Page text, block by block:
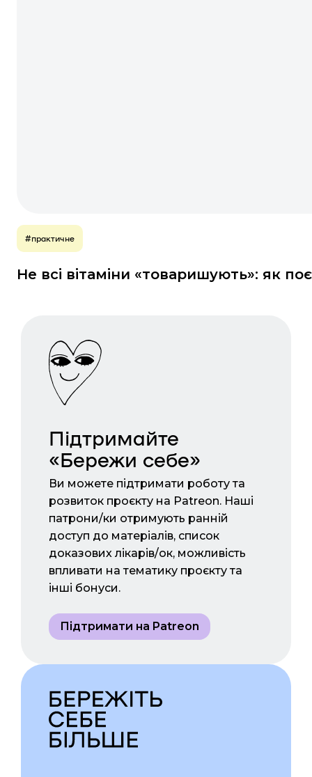
#практичне
Не всі вітаміни «товаришують»: як
Підтримайте
«Бережи себе»
Ви можете підтримати роботу та
розвиток проєкту на Patreon. Наші
патрони/ки отримують ранній
доступ до матеріалів, список
доказових лікарів/ок, можливість
впливати на тематику проєкту та
інші бонуси.
Підтримати на Patreon